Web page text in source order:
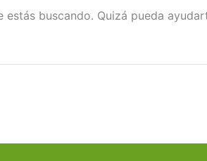
buscando. Quizá pueda